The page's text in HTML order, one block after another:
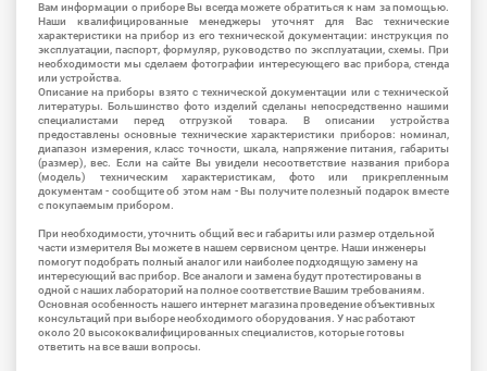
Вам информации о приборе Вы всегда можете обратиться к нам за помощью.
Наши квалифицированные менеджеры уточнят для Вас технические
характеристики на прибор из его технической документации: инструкция по
эксплуатации, паспорт, формуляр, руководство по эксплуатации, схемы. При
необходимости мы сделаем фотографии интересующего вас прибора, стенда
или устройства.
Описание на приборы взято с технической документации или с технической
литературы. Большинство фото изделий сделаны непосредственно нашими
специалистами перед отгрузкой товара. В описании устройства
предоставлены основные технические характеристики приборов: номинал,
диапазон измерения, класс точности, шкала, напряжение питания, габариты
(размер), вес. Если на сайте Вы увидели несоответствие названия прибора
(модель) техническим характеристикам, фото или прикрепленным
документам - сообщите об этом нам - Вы получите полезный подарок вместе
с покупаемым прибором.
При необходимости, уточнить общий вес и габариты или размер отдельной
части измерителя Вы можете в нашем сервисном центре. Наши инженеры
помогут подобрать полный аналог или наиболее подходящую замену на
интересующий вас прибор. Все аналоги и замена будут протестированы в
одной с наших лабораторий на полное соответствие Вашим требованиям.
Основная особенность нашего интернет магазина проведение объективных
консультаций при выборе необходимого оборудования. У нас работают
около 20 высококвалифицированных специалистов, которые готовы
ответить на все ваши вопросы.